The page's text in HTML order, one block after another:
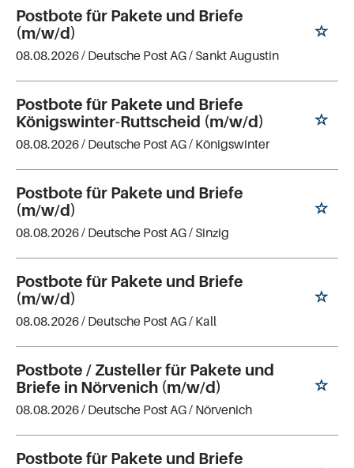
Postbote für Pakete und Briefe
(m/w/d)
08.08.2026 / Deutsche Post AG/ Sankt Augustin
Postbote für Pakete und Briefe
Königswinter-Ruttscheid (m/w/d)
08.08.2026 / Deutsche Post AG/ Königswinter
Postbote für Pakete und Briefe
(m/w/d)
08.08.2026 / Deutsche Post AG/ Sinzig
Postbote für Pakete und Briefe
(m/w/d)
08.08.2026 / Deutsche Post AG/ Kall
Postbote / Zusteller für Pakete und
Briefe in Nörvenich (m/w/d)
08.08.2026 / Deutsche Post AG/ Nörvenich
Postbote für Pakete und Briefe